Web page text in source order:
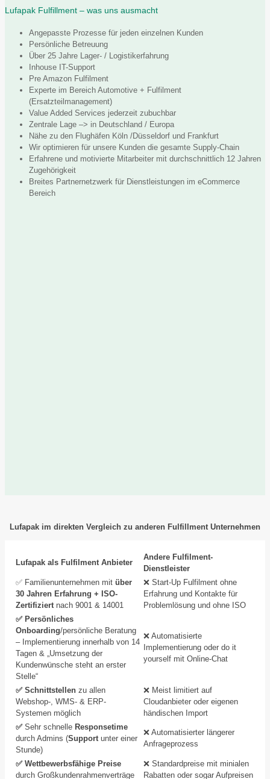
Lufapak Fulfillment – was uns ausmacht
Angepasste Prozesse für jeden einzelnen Kunden
Persönliche Betreuung
Über 25 Jahre Lager- / Logistikerfahrung
Inhouse IT-Support
Pre Amazon Fulfilment
Experte im Bereich Automotive + Fulfilment
(Ersatzteilmanagement)
Value Added Services jederzeit zubuchbar
Zentrale Lage –> in Deutschland / Europa
Nähe zu den Flughäfen Köln /Düsseldorf und Frankfurt
Wir optimieren für unsere Kunden die gesamte Supply-Chain
Erfahrene und motivierte Mitarbeiter mit durchschnittlich 12 Jahren
Zugehörigkeit
Breites Partnernetzwerk für Dienstleistungen im eCommerce
Bereich
Lufapak im direkten Vergleich zu anderen Fulfillment Unternehmen
Lufapak als Fulfilment Anbieter
Andere Fulfilment-
Dienstleister
✅ Familienunternehmen mit über
30 Jahren Erfahrung + ISO-
Zertifiziert nach 9001 & 14001
❌ Start-Up Fulfilment ohne
Erfahrung und Kontakte für
Problemlösung und ohne ISO
✅ Persönliches
Onboarding/persönliche Beratung
– Implementierung innerhalb von 14
Tagen & „Umsetzung der
Kundenwünsche steht an erster
Stelle“
❌ Automatisierte
Implementierung oder do it
yourself mit Online-Chat
✅ Schnittstellen zu allen
Webshop-, WMS- & ERP-
Systemen möglich
❌ Meist limitiert auf
Cloudanbieter oder eigenen
händischen Import
✅ Sehr schnelle Responsetime
durch Admins (Supportunter einer
Stunde)
❌ Automatisierter längerer
Anfrageprozess
✅ Wettbewerbsfähige Preise
durch Großkundenrahmenverträge
❌ Standardpreise mit minialen
Rabatten oder sogar Aufpreisen